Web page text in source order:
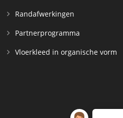
Randafwerkingen
Partnerprogramma
Vloerkleed in organische vorm